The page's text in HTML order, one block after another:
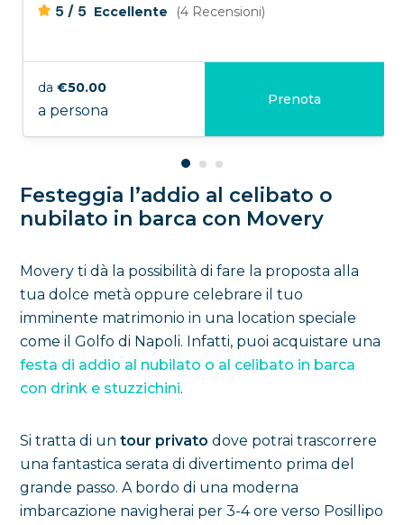
5/ 5 Eccellente (4 Recensioni)
da €50.00
a persona
Prenota
Festeggia l’addio al celibato o
nubilato in barca con Movery
Movery ti dà la possibilità di fare la proposta alla
tua dolce metà oppure celebrare il tuo
imminente matrimonio in una location speciale
come il Golfo di Napoli. Infatti, puoi acquistare una
festa di addio al nubilato o al celibato in barca
con drink e stuzzichini.
Si tratta di un tour privato dove potrai trascorrere
una fantastica serata di divertimento prima del
grande passo. A bordo di una moderna
imbarcazione navigherai per 3-4 ore verso Posillipo